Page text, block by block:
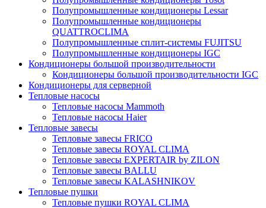
Полупромышленные кондиционеры Lessar
Полупромышленные кондиционеры
QUATTROCLIMA
Полупромышленные сплит-системы FUJITSU
Полупромышленные кондиционеры IGC
Кондиционеры большой производительности
Кондиционеры большой производительности IGC
Кондиционеры для серверной
Тепловые насосы
Тепловые насосы Mammoth
Тепловые насосы Haier
Тепловые завесы
Тепловые завесы FRICO
Тепловые завесы ROYAL CLIMA
Тепловые завесы EXPERTAIR by ZILON
Тепловые завесы BALLU
Тепловые завесы KALASHNIKOV
Тепловые пушки
Тепловые пушки ROYAL CLIMA